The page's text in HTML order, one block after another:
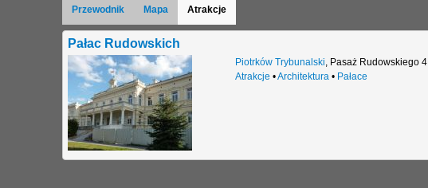
s
t
e
ś
t
u
Przewodnik Mapa Atrakcje
Pałac Rudowskich
Piotrków Trybunalski Pasaż Rudowskiego 4
Atrakcje •Architektura • Pałace